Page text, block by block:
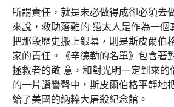
所謂責任，就是未必做得成卻必須去
來說，救助落難的 猶太人是作為一個
把那段歷史搬上銀幕，則是斯皮爾伯
家的責任。《辛德勒的名單》包含著
拯救者的敬 意，和對光明一定到來的
的一片讚譽聲中，斯皮爾伯格平靜地
給了美國的納粹大屠殺紀念館。